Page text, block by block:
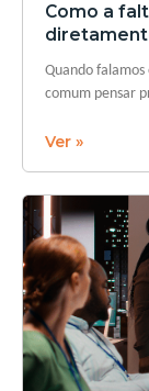
Como a
Quando
comum pensar
Ver »